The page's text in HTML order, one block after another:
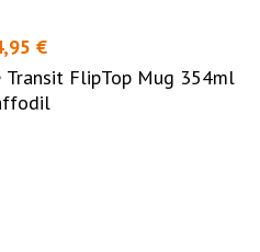
€
Transit FlipTop Mug 354ml